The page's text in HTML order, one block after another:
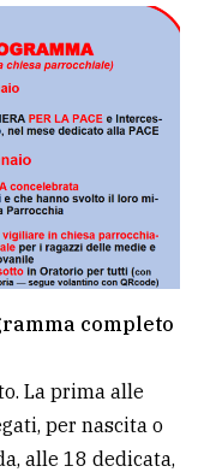
completo
La prima alle
per nascita o
alle 18 dedicata,